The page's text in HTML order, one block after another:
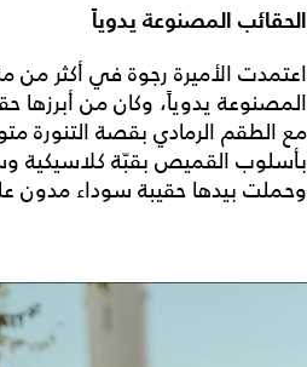
الحقائب المصنوعة يدوياً
اعتمدت الأميرة رجوة في أكثر
المصنوعة يدوياً، وكان من أبرزها
مع الطقم الرمادي بقصة التنورة
بأسلوب القميص بقبّة كلاسيكية
وحملت بيدها حقيبة سوداء مدون